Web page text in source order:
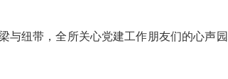
与纽带，全所关心党建工作朋友们的心声